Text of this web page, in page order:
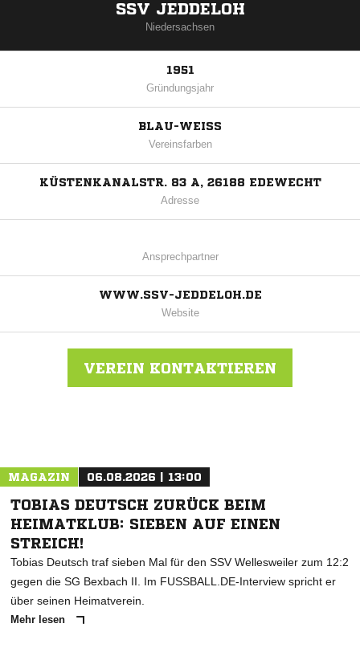
SSV JEDDELOH
Niedersachsen
1951
Gründungsjahr
BLAU-WEISS
Vereinsfarben
KÜSTENKANALSTR. 83 A, 26188 EDEWECHT
Adresse
Ansprechpartner
WWW.SSV-JEDDELOH.DE
Website
VEREIN KONTAKTIEREN
MAGAZIN 06.08.2026 | 13:00
TOBIAS DEUTSCH ZURÜCK BEIM
HEIMATKLUB: SIEBEN AUF EINEN
STREICH!
Tobias Deutsch traf sieben Mal für den SSV Wellesweiler zum 12:2
gegen die SG Bexbach II. Im FUSSBALL.DE-Interview spricht er
über seinen Heimatverein.
Mehr lesen